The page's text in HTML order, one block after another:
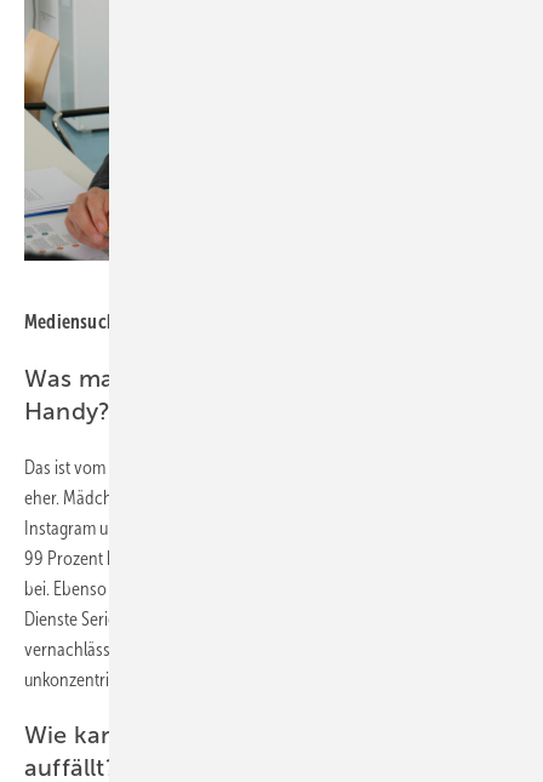
Mediensuchtexperte Lars Kiefer: „Es braucht klare Regeln.“
Was machen die Abhängigen an ihrem
Handy?
Das ist vom Geschlecht abhängig. Männliche Jugendliche spielen
eher. Mädchen sind eher auf den vielen Social-Media-Kanälen wie
Instagram und TikTok unterwegs. Allerdings meist nur, um zu schauen.
99 Prozent konsumieren nur die Inhalte und tragen nicht aktiv etwas
bei. Ebenso gibt es das Binge-Watching, bei dem über Streaming-
Dienste Serien ohne Unterbrechung geschaut werden. So
vernachlässigen auch viele ihren Schlaf und werden müde und
unkonzentriert.
Wie kann ich unterstützen, wenn mir etwas
auffällt? Wie hole ich den Betroffenen mit